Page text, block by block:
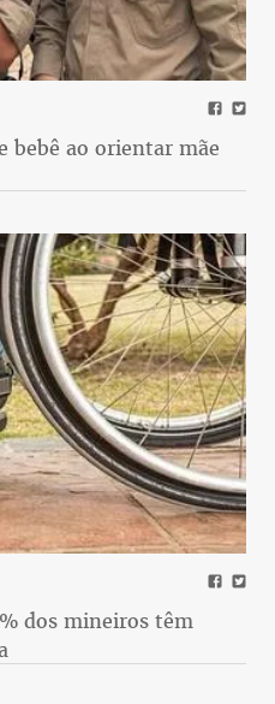
bebê ao orientar mãe
dos mineiros têm